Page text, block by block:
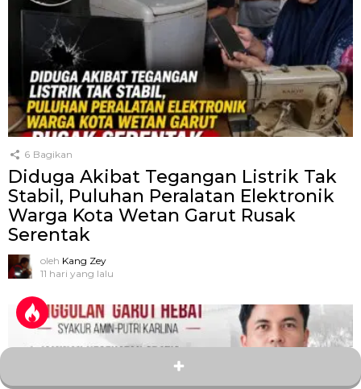
6 Bagikan
Diduga Akibat Tegangan Listrik Tak
Stabil, Puluhan Peralatan Elektronik
Warga Kota Wetan Garut Rusak
Serentak
oleh Kang Zey
11 hari yang lalu